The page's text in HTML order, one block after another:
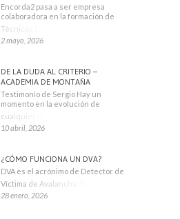
Encorda2 pasa a ser empresa
colaboradora en la formación de
Técnicos Deportivos
2 mayo, 2026
DE LA DUDA AL CRITERIO –
ACADEMIA DE MONTAÑA
Testimonio de Sergio Hay un
momento en la evolución de
cualquier montañero
10 abril, 2026
¿CÓMO FUNCIONA UN DVA?
DVA es el acrónimo de Detector de
Víctima de Avalancha. También se
28 enero, 2026